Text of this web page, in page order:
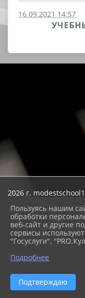
16.09.2021 14:57
2026 г.
Карта сайта
Политика
Сделано на KubCMS
Разработка и
Пользуясь нашим
обработки
веб-сайт и другие
сервисы
"Госуслуги",
Подробнее
Подтверждаю